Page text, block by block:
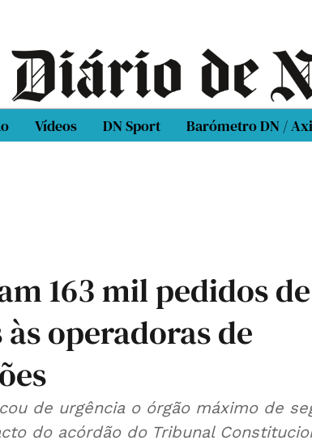
Vídeos DN Sport Barómetro DN /
163 mil pedidos de
operadoras de
de urgência o órgão máximo de
do acórdão do Tribunal